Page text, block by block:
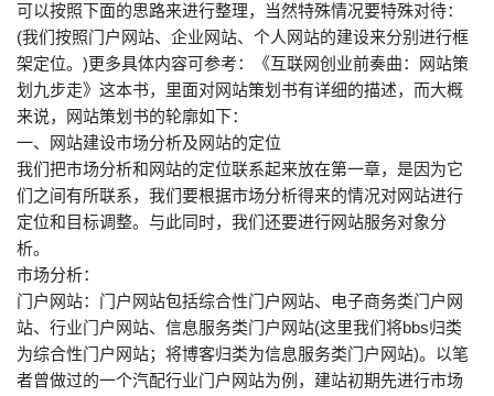
可以按照下面的思路来进行整理，当然特殊情况要特殊对待：
(我们按照门户网站、企业网站、个人网站的建设来分别进行框
架定位。)更多具体内容可参考：《互联网创业前奏曲：网站策
划九步走》这本书，里面对网站策划书有详细的描述，而大概
来说，网站策划书的轮廓如下：
一、网站建设市场分析及网站的定位
我们把市场分析和网站的定位联系起来放在第一章，是因为它
们之间有所联系，我们要根据市场分析得来的情况对网站进行
定位和目标调整。与此同时，我们还要进行网站服务对象分
析。
市场分析：
门户网站：门户网站包括综合性门户网站、电子商务类门户网
站、行业门户网站、信息服务类门户网站(这里我们将bbs归类
为综合性门户网站；将博客归类为信息服务类门户网站)。以笔
者曾做过的一个汽配行业门户网站为例，建站初期先进行市场